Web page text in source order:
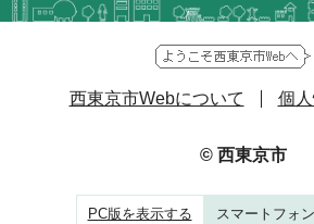
西東京市Webについて 個
© 西東京市
PC版を表示する スマートフォ